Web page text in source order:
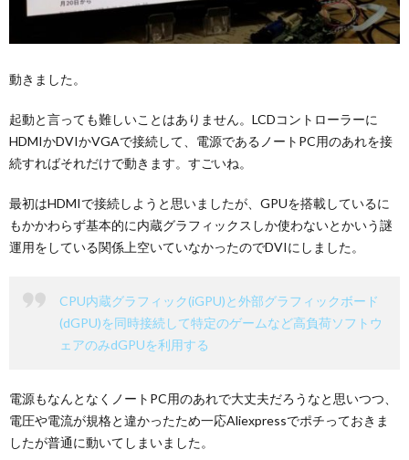
動きました。
起動と言っても難しいことはありません。LCDコントローラーに
HDMIかDVIかVGAで接続して、電源であるノートPC用のあれを接
続すればそれだけで動きます。すごいね。
最初はHDMIで接続しようと思いましたが、GPUを搭載しているに
もかかわらず基本的に内蔵グラフィックスしか使わないとかいう謎
運用をしている関係上空いていなかったのでDVIにしました。
CPU内蔵グラフィック(iGPU)と外部グラフィックボード
(dGPU)を同時接続して特定のゲームなど高負荷ソフトウ
ェアのみdGPUを利用する
電源もなんとなくノートPC用のあれで大丈夫だろうなと思いつつ、
電圧や電流が規格と違かったため一応Aliexpressでポチっておきま
したが普通に動いてしまいました。